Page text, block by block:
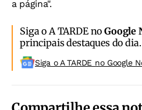
a página".
Siga o A TARDE noGoogle
principais destaques do dia.
Siga o A TARDE no Google